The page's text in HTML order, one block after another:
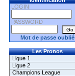
LOGIN
PASSWORD
Mot de passe oublié
Les Pronos
Ligue 1
Ligue 2
Champions League